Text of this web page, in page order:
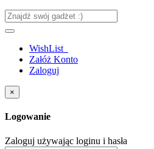
WishList
Załóż Konto
Zaloguj
×
Logowanie
Zaloguj używając loginu i hasła